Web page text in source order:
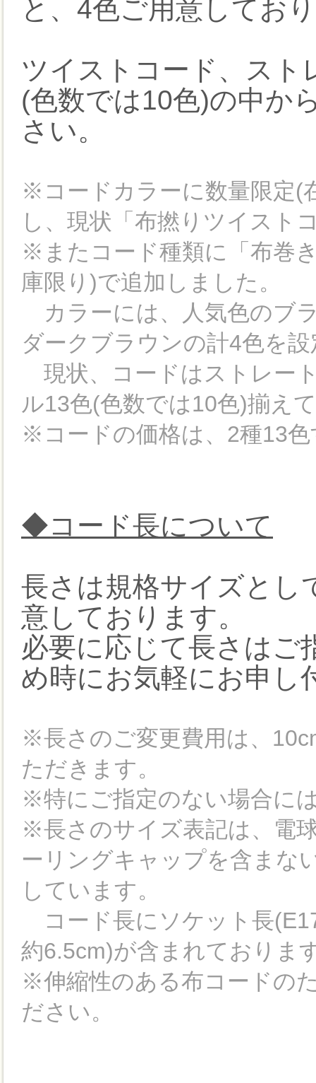
と、4色ご用意してお
ツイストコード、スト
(色数では10色)の中か
さい。
※コードカラーに数量限定(
し、現状「布撚りツイスト
※またコード種類に「布巻
庫限り)で追加しました。
カラーには、人気色のブ
ダークブラウンの計4色を設
現状、コードはストレー
ル13色(色数では10色)揃え
※コードの価格は、2種13
◆コード長について
長さは規格サイズとし
意しております。
必要に応じて長さはご
め時にお気軽にお申し
※長さのご変更費用は、
ただきます。
※特にご指定のない場合に
※長さのサイズ表記は、電
ーリングキャップを含まな
しています。
コード長にソケット長
約6.5cm)が含まれておりま
※伸縮性のある布コードの
ださい。